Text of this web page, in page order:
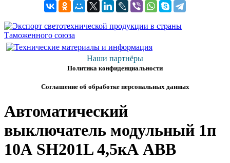
Наши партнёры
Политика конфиденциальности
Соглашение об обработке персональных данных
Автоматический
выключатель модульный 1п
10А SH201L 4,5кА ABB